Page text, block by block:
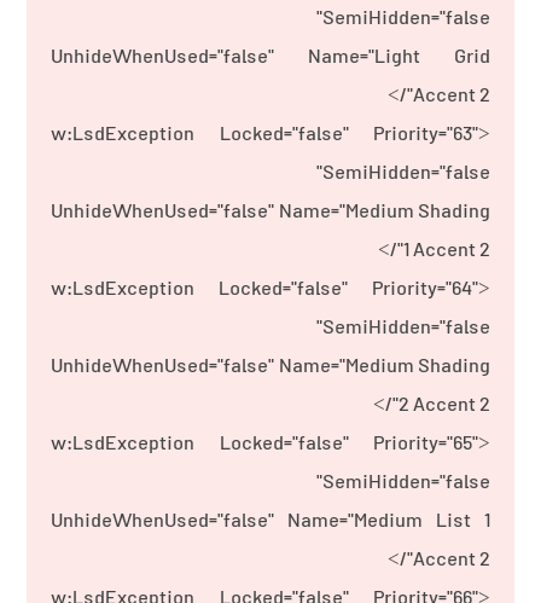
SemiHidden="false"
UnhideWhenUsed="false" Name="Light Grid
Accent 2"/>
<w:LsdException Locked="false" Priority="63"
SemiHidden="false"
UnhideWhenUsed="false" Name="Medium Shading
1 Accent 2"/>
<w:LsdException Locked="false" Priority="64"
SemiHidden="false"
UnhideWhenUsed="false" Name="Medium Shading
2 Accent 2"/>
<w:LsdException Locked="false" Priority="65"
SemiHidden="false"
UnhideWhenUsed="false" Name="Medium List 1
Accent 2"/>